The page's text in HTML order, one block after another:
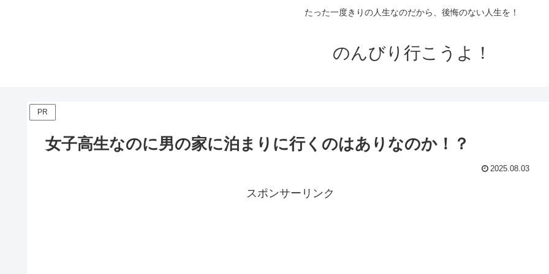
たった一度きりの人生なのだから、後悔のない人生を！
のんびり行こうよ！
PR
女子高生なのに男の家に泊まりに行くのはありなのか！？
2025.08.03
スポンサーリンク